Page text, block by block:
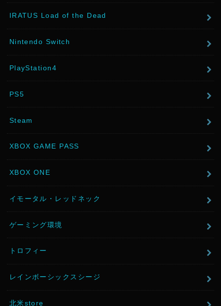
IRATUS Load of the Dead
Nintendo Switch
PlayStation4
PS5
Steam
XBOX GAME PASS
XBOX ONE
イモータル・レッドネック
ゲーミング環境
トロフィー
レインボーシックスシージ
北米store